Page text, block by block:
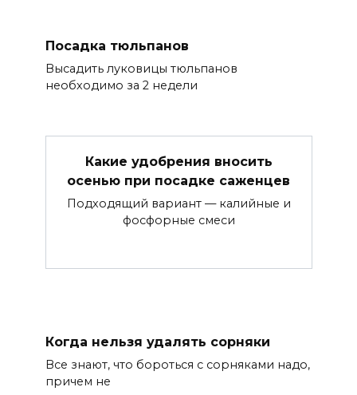
Посадка тюльпанов
Высадить луковицы тюльпанов
необходимо за 2 недели
Какие удобрения вносить
осенью при посадке саженцев
Подходящий вариант — калийные и
фосфорные смеси
Когда нельзя удалять сорняки
Все знают, что бороться с сорняками надо,
причем не